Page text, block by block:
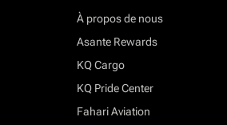
À propos de nous
Asante Rewards
KQ Cargo
KQ Pride Center
Fahari Aviation